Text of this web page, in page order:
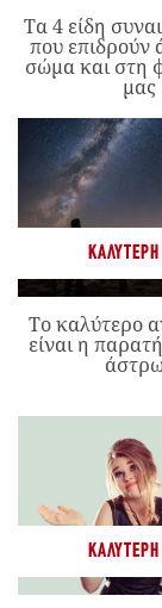
Τα 4 είδη
που επιδρούν
σώμα και στη
μας
Το καλύτερο
είναι η